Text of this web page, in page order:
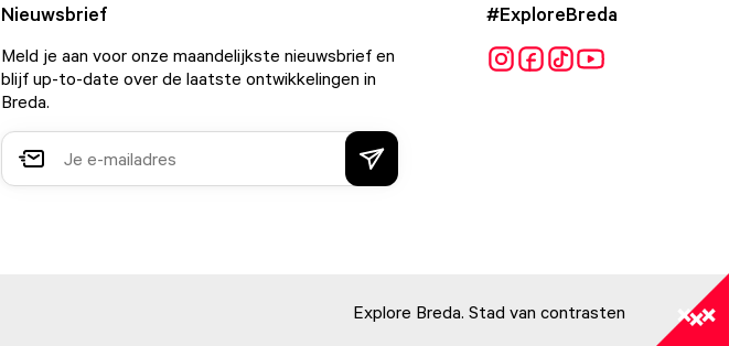
Nieuwsbrief
Meld je aan voor onze maandelijkste nieuwsbrief en
blijf up-to-date over de laatste ontwikkelingen in
Breda.
#ExploreBreda
Explore Breda. Stad van contrasten